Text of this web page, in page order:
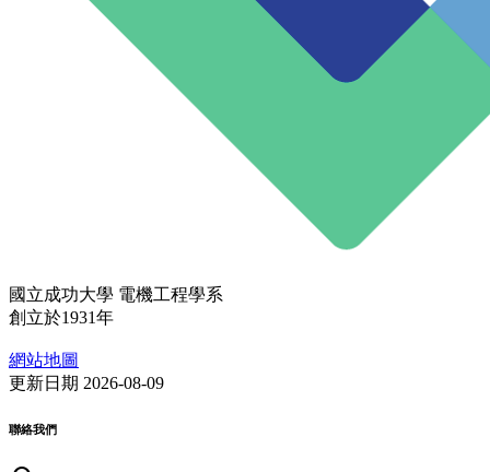
國立成功大學 電機工程學系
創立於1931年
網站地圖
更新日期 2026-08-09
聯絡我們